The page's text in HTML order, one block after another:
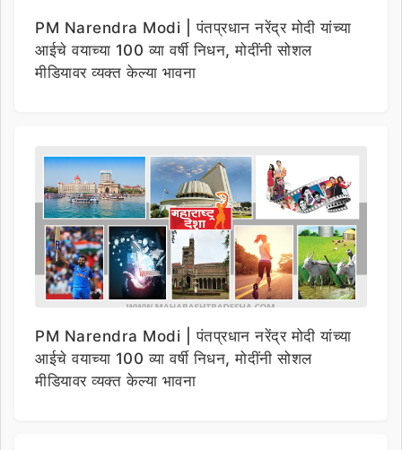
PM Narendra Modi | पंतप्रधान नरेंद्र मोदी यांच्या
आईचे वयाच्या 100 व्या वर्षी निधन, मोदींनी सोशल
मीडियावर व्यक्त केल्या भावना
PM Narendra Modi | पंतप्रधान नरेंद्र मोदी यांच्या
आईचे वयाच्या 100 व्या वर्षी निधन, मोदींनी सोशल
मीडियावर व्यक्त केल्या भावना